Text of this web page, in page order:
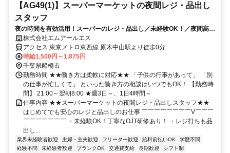
【AG49(1)】スーパーマーケットの夜間レジ・品出し
スタッフ
夜の時間を有効活用！スーパーのレジ・品出し／未経験OK！／夜間高時
給／週3日～1日4時間～OK!
株式会社エムアールエス
アクセス 東京メトロ東西線 原木中山駅より徒歩0分
時給1,500円～1,875円
千葉県船橋市
勤務時間 ★★働き方は柔軟に対応★★ 「子供の行事があって」 「別
の仕事が忙しくて」 といった働き方の相談はいつでもOK！ 【勤務時
間】 21:00～翌朝8:00 ★週3日～、1日4時間～
仕事内容 ★★スーパーマーケットの夜間レジ・品出しスタッフ★★
はじめてでも安心のレジと品出しのお仕事 ￣￣￣￣￣￣￣￣V￣￣￣
￣￣￣￣￣￣￣ ・未経験OK！丁寧なOJT研修あり！ ・レジ打ちも品
出し...
業界未経験者歓迎 主婦・主夫歓迎 フリーター歓迎 給料前払いOK
学歴不問
経験不問
未経験者歓迎 ブランクOK 交通費支給 長期歓迎
シフト制